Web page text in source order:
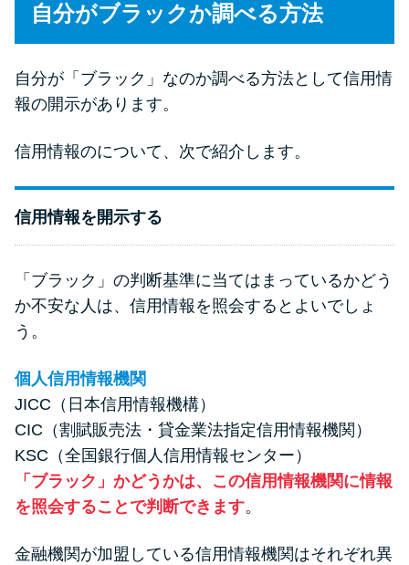
自分がブラックか調べる方法
自分が「ブラック」なのか調べる方法として信用情
報の開示があります。
信用情報のについて、次で紹介します。
信用情報を開示する
「ブラック」の判断基準に当てはまっているかどう
か不安な人は、信用情報を照会するとよいでしょ
う。
個人信用情報機関
JICC（日本信用情報機構）
CIC（割賦販売法・貸金業法指定信用情報機関）
KSC（全国銀行個人信用情報センター）
「ブラック」かどうかは、この信用情報機関に情報
を照会することで判断できます。
金融機関が加盟している信用情報機関はそれぞれ異